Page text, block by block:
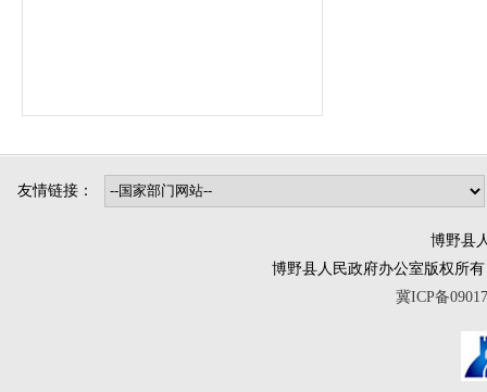
友情链接：
博野县
博野县人民政府办公室版权所有
冀ICP备